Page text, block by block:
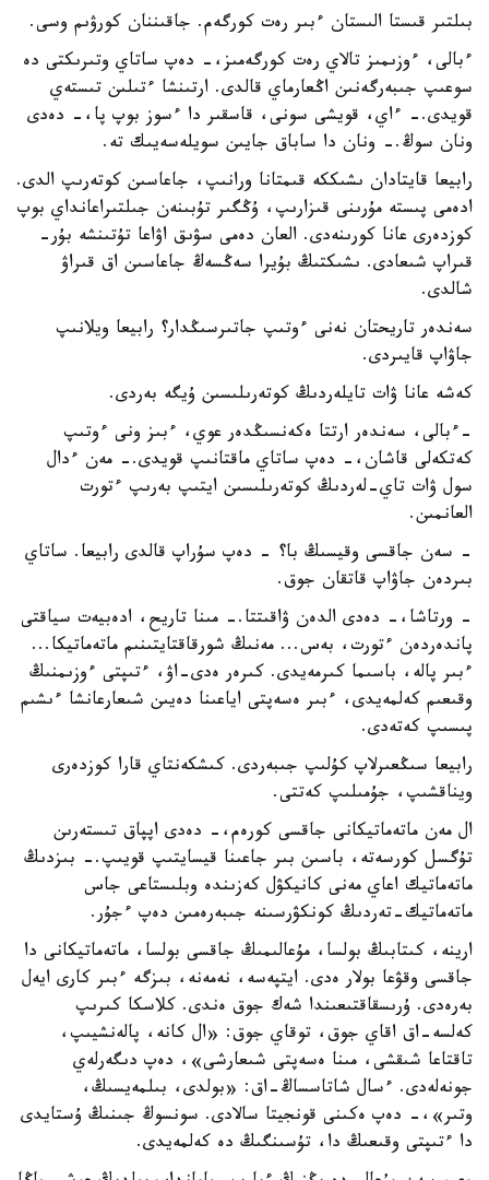
بىلتىر قىستا الىستان ءبىر رەت كورگەم. جاقىننان كورۋىم وسى.
ءبالى، ءوزىمىز تالاي رەت كورگەمىز،- دەپ ساتاي وتىرىكتى دە
سوعىپ جىبەرگەنىن اڭعارماي قالدى. ارتىنشا ءتىلىن تىستەي
قويدى.- ءاي، قويشى سونى، قاسقىر دا ءسوز بوپ پا،- دەدى
ونان سوڭ.- ونان دا ساباق جايىن سويلەسەيىك تە.
رابيعا قايتادان ىشىككە قىمتانا ورانىپ، جاعاسىن كوتەرىپ الدى.
ادەمى پىستە مۇرىنى قىزارىپ، ۇڭگىر تۇبىنەن جىلتىراعانداي بوپ
كوزدەرى عانا كورىنەدى. العان دەمى سۋىق اۋاعا تۇتىنشە بۇر-
قىراپ شىعادى. ىشىكتىڭ بۇيرا سەڭسەڭ جاعاسىن اق قىراۋ
شالدى.
سەندەر تاريحتان نەنى ءوتىپ جاتىرسىڭدار؟ رابيعا ويلانىپ
جاۋاپ قايىردى.
كەشە عانا ۋات تايلەردىڭ كوتەرىلىسىن ۇيگە بەردى.
-ءبالى، سەندەر ارتتا ەكەنسىڭدەر عوي، ءبىز ونى ءوتىپ
كەتكەلى قاشان،- دەپ ساتاي ماقتانىپ قويدى.- مەن ءدال
سول ۋات تاي-لەردىڭ كوتەرىلىسىن ايتىپ بەرىپ ءتورت
العانمىن.
- سەن جاقسى وقيسىڭ با؟ - دەپ سۇراپ قالدى رابيعا. ساتاي
بىردەن جاۋاپ قاتقان جوق.
- ورتاشا،- دەدى الدەن ۋاقىتتا.- مىنا تاريح، ادەبيەت سياقتى
پاندەردەن ءتورت، بەس... مەنىڭ شورقاقتايتىنىم ماتەماتيكا...
ءبىر پالە، باسىما كىرمەيدى. كىرەر ەدى-اۋ، ءتىپتى ءوزىمنىڭ
وقىعىم كەلمەيدى، ءبىر ەسەپتى اياعىنا دەيىن شىعارعانشا ءىشىم
پىسىپ كەتەدى.
رابيعا سىڭعىرلاپ كۇلىپ جىبەردى. كىشكەنتاي قارا كوزدەرى
ويناقشىپ، جۇمىلىپ كەتتى.
ال مەن ماتەماتيكانى جاقسى كورەم،- دەدى اپپاق تىستەرىن
تۇگسل كورسەتە، باسىن بىر جاعىنا قيسايتىپ قويىپ.- بىزدىڭ
ماتەماتيك اعاي مەنى كانيكۋل كەزىندە وبلىستاعى جاس
ماتەماتيك-تەردىڭ كونكۋرسىنە جىبەرەمىن دەپ ءجۇر.
ارينە، كىتابىڭ بولسا، مۇعالىمىڭ جاقسى بولسا، ماتەماتيكانى دا
جاقسى وقۋعا بولار ەدى. ايتپەسە، نەمەنە، بىزگە ءبىر كارى ايەل
بەرەدى. ۇرىسقاقتىعىندا شەك جوق ەندى. كلاسكا كىرىپ
كەلسە-اق اقاي جوق، توقاي جوق: «ال كانە، پالەنشيىپ،
تاقتاعا شىقشى، مىنا ەسەپتى شىعارشى»، دەپ دىگەرلەي
جونەلەدى. ءسال شاتاسساڭ-اق: «بولدى، بىلمەيسىڭ،
وتىر»،- دەپ ەكىنى قونجيتا سالادى. سونسوڭ جىنىڭ ۇستايدى
دا ءتىپتى وقىعىڭ دا، تۇسىنگىڭ دە كەلمەيدى.